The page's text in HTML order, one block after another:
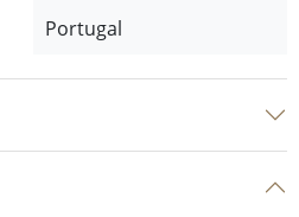
Portugal